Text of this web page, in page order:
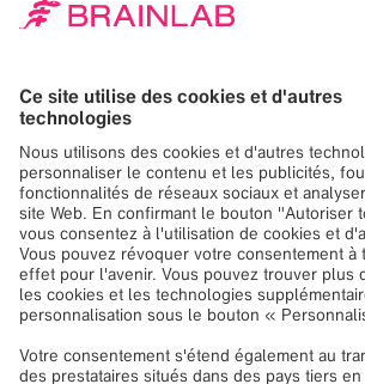
Nous avons
votre
pour charger le
Google
Nous utilisons Google Maps, pour
contenu susceptible de
données sur votre activité.
détails et accepter le service
contenu.